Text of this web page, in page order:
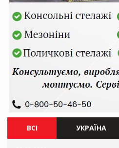
ВСІ УКРАЇНА